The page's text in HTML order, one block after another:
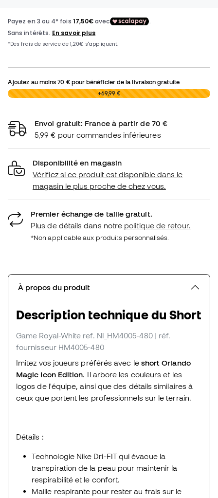
Ajoutez au moins70 €pour bénéficier de la livraison gratuite
0,00 € +69,99 €
Envoi gratuit: France à partir de 70 €
5,99 € pour commandes inférieures
Disponibilité en magasin
Vérifiez si ce produit est disponible dans le
magasin le plus proche de chez vous.
Premier échange de taille gratuit.
Plus de détails dans notre politique de retour.
*Non applicable aux produits personnalisés.
À propos du produit
Description technique du Short
Game Royal-White ref. NI_HM4005-480 | réf.
fournisseur HM4005-480
Imitez vos joueurs préférés avec le short Orlando
Magic Icon Edition. Il arbore les couleurs et les
logos de l'équipe, ainsi que des détails similaires à
ceux que portent les professionnels sur le terrain.
Détails :
Technologie Nike Dri-FIT qui évacue la
transpiration de la peau pour maintenir la
respirabilité et le confort.
Maille respirante pour rester au frais sur le